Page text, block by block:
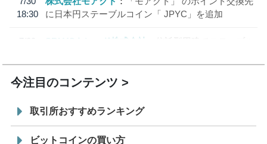
18:30
に日本円ステーブルコイン「 JPYC」を追加
7/29
SBI VCトレード株式会社
信託型円建てステーブル
今注目のコンテンツ
取引所おすすめランキング
ビットコインの買い方